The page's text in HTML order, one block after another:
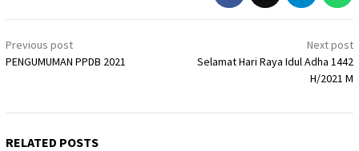
Post
navigation
Previous post
PENGUMUMAN PPDB 2021
Next post
Selamat Hari Raya Idul Adha 1442
H/2021 M
RELATED POSTS